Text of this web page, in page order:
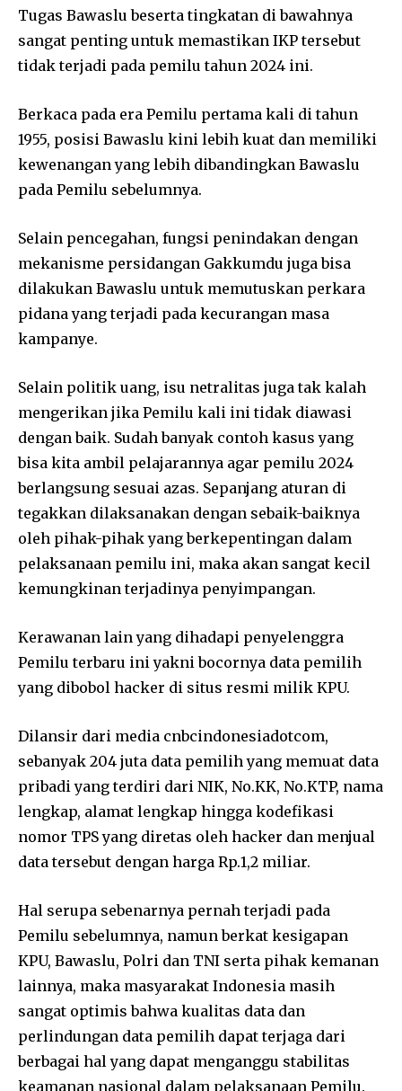
Tugas Bawaslu beserta tingkatan di bawahnya
sangat penting untuk memastikan IKP tersebut
tidak terjadi pada pemilu tahun 2024 ini.
Berkaca pada era Pemilu pertama kali di tahun
1955, posisi Bawaslu kini lebih kuat dan memiliki
kewenangan yang lebih dibandingkan Bawaslu
pada Pemilu sebelumnya.
Selain pencegahan, fungsi penindakan dengan
mekanisme persidangan Gakkumdu juga bisa
dilakukan Bawaslu untuk memutuskan perkara
pidana yang terjadi pada kecurangan masa
kampanye.
Selain politik uang, isu netralitas juga tak kalah
mengerikan jika Pemilu kali ini tidak diawasi
dengan baik. Sudah banyak contoh kasus yang
bisa kita ambil pelajarannya agar pemilu 2024
berlangsung sesuai azas. Sepanjang aturan di
tegakkan dilaksanakan dengan sebaik-baiknya
oleh pihak-pihak yang berkepentingan dalam
pelaksanaan pemilu ini, maka akan sangat kecil
kemungkinan terjadinya penyimpangan.
Kerawanan lain yang dihadapi penyelenggra
Pemilu terbaru ini yakni bocornya data pemilih
yang dibobol hacker di situs resmi milik KPU.
Dilansir dari media cnbcindonesiadotcom,
sebanyak 204 juta data pemilih yang memuat data
pribadi yang terdiri dari NIK, No.KK, No.KTP, nama
lengkap, alamat lengkap hingga kodefikasi
nomor TPS yang diretas oleh hacker dan menjual
data tersebut dengan harga Rp.1,2 miliar.
Hal serupa sebenarnya pernah terjadi pada
Pemilu sebelumnya, namun berkat kesigapan
KPU, Bawaslu, Polri dan TNI serta pihak kemanan
lainnya, maka masyarakat Indonesia masih
sangat optimis bahwa kualitas data dan
perlindungan data pemilih dapat terjaga dari
berbagai hal yang dapat menganggu stabilitas
keamanan nasional dalam pelaksanaan Pemilu.